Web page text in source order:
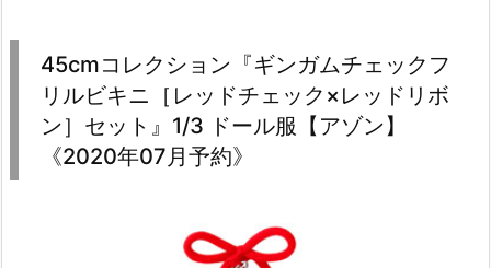
45cmコレクション『ギンガムチェックフ
リルビキニ［レッドチェック×レッドリボ
ン］セット』1/3 ドール服【アゾン】
《2020年07月予約》